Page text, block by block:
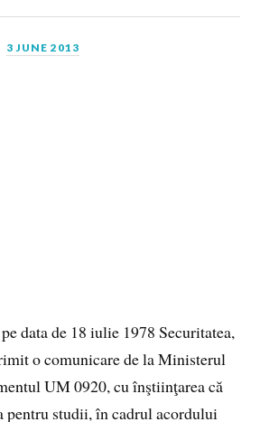
3 JUNE 2013
data de 18 iulie 1978 Securitatea,
o comunicare de la Ministerul
UM 0920, cu înştiinţarea că
pentru studii, în cadrul acordului